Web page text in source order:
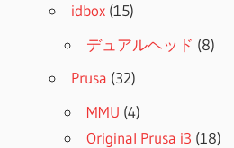
idbox (15)
デュアルヘッド (8)
Prusa (32)
MMU (4)
Original Prusa i3 (18)